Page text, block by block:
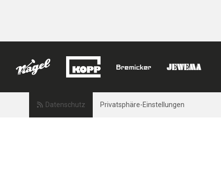
Datenschutz Privatsphäre-Einstellungen